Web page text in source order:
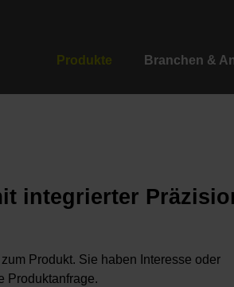
Produkte Branchen &
integrierter
Produkt. Sie haben Interesse oder
Produktanfrage.